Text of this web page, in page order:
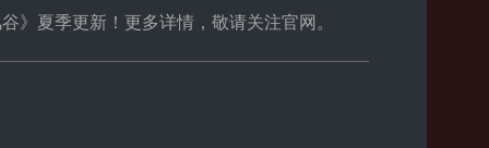
》夏季更新！更多详情，敬请关注官网。